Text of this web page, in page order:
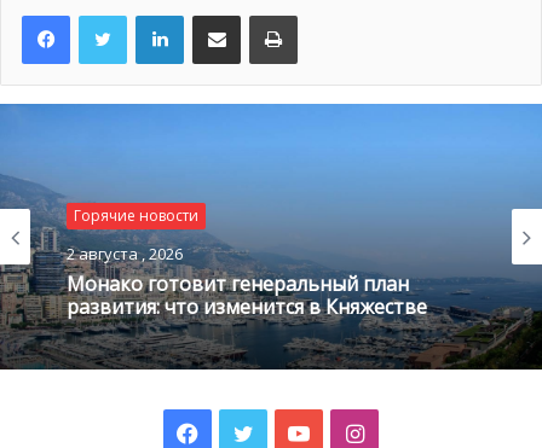
Позже и княжеский дворец официально подтвердил
информацию, сообщив, что 28 февраля 2017 года
действительно родился новый член семьи Гримальди.
Новорожденный является восьмым в линии
претендентов на княжеский престол. Имя младенца пока
LinkedInПоделиться по электронной почте Распечатать
Горячие новости
2 августа , 2026
Монако готовит генеральный план
развития: что изменится в Княжестве
Facebook
TwitterYouTubeInstagram